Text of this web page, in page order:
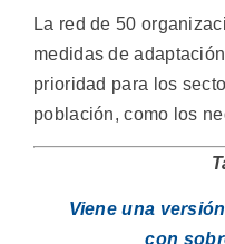
La red de 50
medidas de
prioridad para los
población, como los
Viene una
con